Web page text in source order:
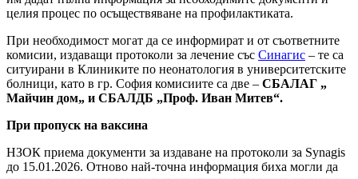
целия процес по осъществяване на профилактиката.
При необходимост могат да се информират и от съответните
комисии, издаващи протоколи за лечение със Синагис – те са
ситуирани в Клиниките по неонатология в университетските
болници, като в гр. София комисиите са две – СБАЛАГ „
Майчин дом„ и СБАЛДБ „Проф. Иван Митев“.
При пропуск на ваксина
НЗОК приема документи за издаване на протоколи за Synagis
до 15.01.2026. Отново най-точна информация биха могли да